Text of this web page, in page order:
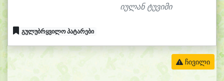
იულან ტუვიმი
გულუბრყვილო პატარები
ჩივილი